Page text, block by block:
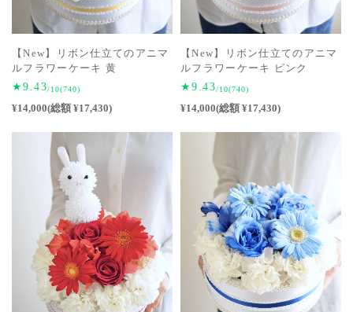
【New】リボン仕立てのアニマ
ルフラワーケーキ 黄
★9.43/10(740)
¥14,000(総額 ¥17,430)
【New】リボン仕立てのアニマ
ルフラワーケーキ ピンク
★9.43/10(740)
¥14,000(総額 ¥17,430)